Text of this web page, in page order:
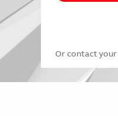
Or contact your